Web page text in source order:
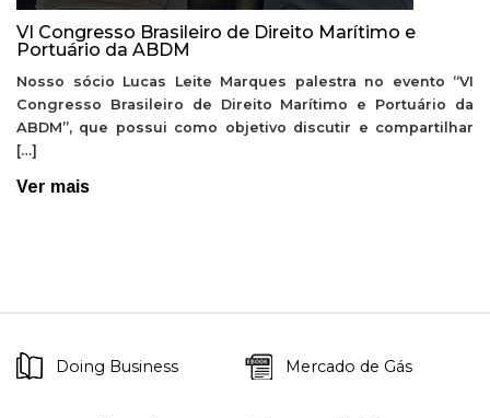
VI Congresso Brasileiro de Direito Marítimo e
Portuário da ABDM
Nosso sócio Lucas Leite Marques palestra no evento “VI
Congresso Brasileiro de Direito Marítimo e Portuário da
ABDM”, que possui como objetivo discutir e compartilhar
[…]
Ver mais
Doing Business Mercado de Gás